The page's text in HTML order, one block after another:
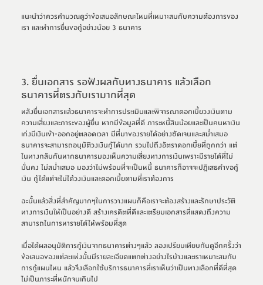
แนะนำว่าควรคำนวณดูว่าข้อเสนอลักษณะไหนที่เหมาะสมกับความต้องการของ
เรา และทำการยื่นขอกู้อย่างน้อย 3 ธนาคาร
3. ยื่นเอกสาร รอฟังผลกับทางธนาคาร แล้วเลือก
ธนาคารที่ตรงกับเรามากที่สุด
หลังยื่นเอกสารแล้วธนาคารจะทำการประเมินและพิจารณาดอกเบี้ยวงเงินตาม
ความเสี่ยงและภาระของผู้ยื่น หากมีข้อมูลที่ดี ภาระหนี้สินน้อยและเป็นคนหาเงิน
เก่งมีเงินเข้า-ออกอยู่ตลอดเวลา มีที่มาของรายได้อย่างชัดเจนและสม่ำเสมอ
ธนาคารจะสามารถอนุมัติวงเงินกู้ได้มาก รวมไปถึงอัตราดอกเบี้ยที่ถูกกว่า แต่
ในทางกลับกันหากธนาคารมองเห็นความเสี่ยงทางการเงินเพราะมีรายได้ที่ไม่
มั่นคง ไม่สม่ำเสมอ มองว่าไม่พร้อมที่จะเป็นหนี้ ธนาคารก็อาจจะปฏิเสธคำขอกู้
เงิน กู้ได้แต่จะไม่ได้วงเงินและดอกเบี้ยตามที่เราต้องการ
ฉะนั้นแล้วสิ่งที่สำคัญมากๆในการวางแผนก็คือเราจะต้องสร้างและรักษาประวัติ
ทางการเงินให้เป็นอย่างดี สร้างเครดิตที่ดีและเตรียมเอกสารที่แสดงถึงความ
สามารถในการหารายได้ให้พร้อมที่สุด
เมื่อได้ผลอนุมัติการกู้เงินจากธนาคารต่างๆแล้ว ลองเปรียบเทียบกันดูอีกครั้งว่า
ข้อเสนอของแต่ละแห่งนั้นมีรายละเอียดแตกต่างอย่างไรบ้างและเราเหมาะสมกับ
การกู้แผนไหน แล้วจึงเลือกใช้บริการธนาคารที่เราเห็นว่าเป็นทางเลือกที่ดีที่สุด
ไม่เป็นภาระที่หนักจนเกินไป